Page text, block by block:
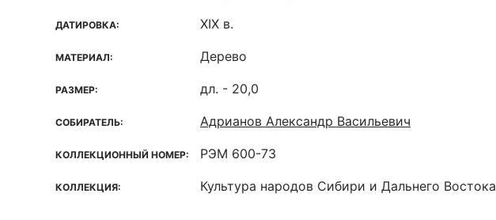
ДАТИРОВКА: XIX в.
МАТЕРИАЛ: Дерево
РАЗМЕР: дл. - 20,0
СОБИРАТЕЛЬ: Адрианов Александр Васильевич
КОЛЛЕКЦИОННЫЙ НОМЕР: РЭМ 600-73
КОЛЛЕКЦИЯ: Культура народов Сибири и Дальнего Востока